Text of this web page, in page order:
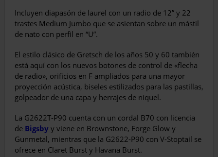
Incluyen diapasón de laurel con un radio de 12” y 22
trastes Medium Jumbo que se asientan sobre un mástil
de nato con perfil en “U”.
El estilo clásico de Gretsch de los años 50 y 60 también
está aquí con los nuevos botones de control de «flecha
de radio», orificios en F ampliados para una mayor
proyección acústica, biseles estilizados para las pastillas,
golpeador de una capa y herrajes de níquel.
La G2622T-P90 cuenta con un cordal B70 con licencia
de Bigsby y viene en Brownstone, Forge Glow y
Gunmetal, mientras que la G2622-P90 con V-Stoptail se
ofrece en Claret Burst y Havana Burst.